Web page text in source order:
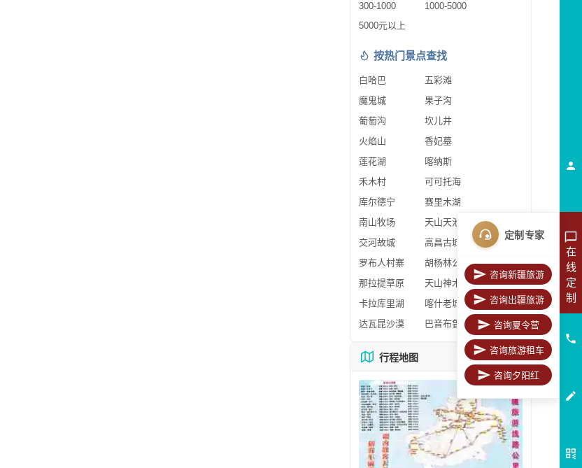
300-1000
1000-5000
5000元以上
按热门景点查找
白哈巴
五彩滩
魔鬼城
果子沟
葡萄沟
坎儿井
火焰山
香妃墓
莲花湖
喀纳斯
禾木村
可可托海
库尔德宁
赛里木湖
南山牧场
天山天池
交河故城
高昌古城
罗布人村寨
胡杨林公园
那拉提草原
天山神木园
卡拉库里湖
喀什老城区
达瓦昆沙漠
巴音布鲁克
行程地图 更多地图
在
线
定
制
定制专家
咨询新疆旅游
咨询出疆旅游
咨询夏令营
咨询旅游租车
咨询夕阳红